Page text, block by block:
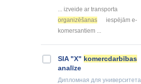
... izveide ar transporta
organizēšanas
iespējām e-
komersantiem ...
SIA "X" komercdarbības
analīze
Дипломная для университета